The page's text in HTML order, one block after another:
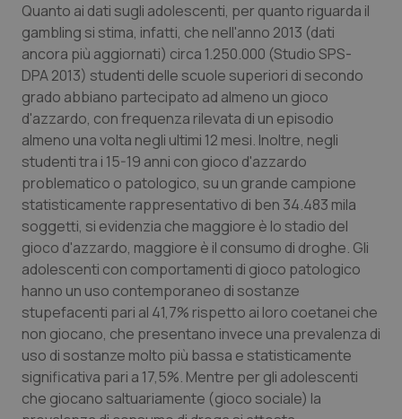
Quanto ai dati sugli adolescenti, per quanto riguarda il
gambling si stima, infatti, che nell'anno 2013 (dati
ancora più aggiornati) circa 1.250.000 (Studio SPS-
DPA 2013) studenti delle scuole superiori di secondo
grado abbiano partecipato ad almeno un gioco
d'azzardo, con frequenza rilevata di un episodio
almeno una volta negli ultimi 12 mesi. Inoltre, negli
studenti tra i 15-19 anni con gioco d'azzardo
problematico o patologico, su un grande campione
statisticamente rappresentativo di ben 34.483 mila
soggetti, si evidenzia che maggiore è lo stadio del
gioco d'azzardo, maggiore è il consumo di droghe. Gli
adolescenti con comportamenti di gioco patologico
hanno un uso contemporaneo di sostanze
stupefacenti pari al 41,7% rispetto ai loro coetanei che
non giocano, che presentano invece una prevalenza di
uso di sostanze molto più bassa e statisticamente
significativa pari a 17,5%. Mentre per gli adolescenti
che giocano saltuariamente (gioco sociale) la
CookieScriptConsent
CookieScript
www.quotidianosanita.it
tracking-sites-ironfish-
tracking-enable
www.quotidianosanita.it
tracking-sites-ironfish-
session-id
www.quotidianosanita.it